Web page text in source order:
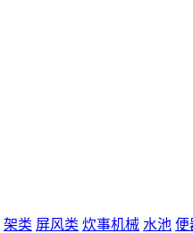
架类 屏风类 炊事机械 水池 便